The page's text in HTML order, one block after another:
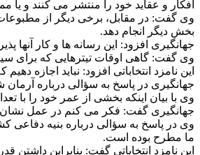
افکار و عقاید خود را منتشر می کنند و
وی گفت: در مقابل، برخی دیگر از
بخش دیگر انجام دهد.
جهانگیری افزود: این رسانه ها و کار
وی گفت: گاهی اوقات تیترهایی که برای
این نامزد انتخاباتی افزود: نباید اجازه
جهانگیری در پاسخ به سؤالی درباره آرمان
وی با بیان اینکه بخشی از عمر خود را با
جهانگیری گفت: فکر می کنم در عمل نشان
وی در پاسخ به سؤالی درباره بنیه
ما مطرح بوده است.
این نامزد انتخاباتی گفت: بنابراین